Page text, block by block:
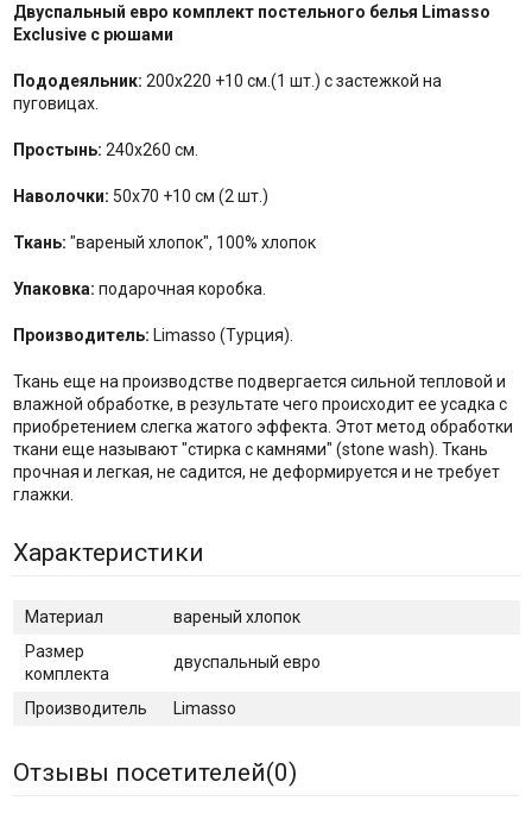
Двуспальный евро комплект постельного белья Limasso
Exclusive с рюшами
Пододеяльник: 200х220 +10 см.(1 шт.) с застежкой на
пуговицах.
Простынь: 240х260 см.
Наволочки: 50х70 +10 см (2 шт.)
Ткань: "вареный хлопок", 100% хлопок
Упаковка: подарочная коробка.
Производитель: Limasso (Турция).
Ткань еще на производстве подвергается сильной тепловой и
влажной обработке, в результате чего происходит ее усадка с
приобретением слегка жатого эффекта. Этот метод обработки
ткани еще называют "стирка с камнями" (stone wash). Ткань
прочная и легкая, не садится, не деформируется и не требует
глажки.
Характеристики
Материал
вареный хлопок
Размер
комплекта
двуспальный евро
Производитель Limasso
Отзывы посетителей(0)